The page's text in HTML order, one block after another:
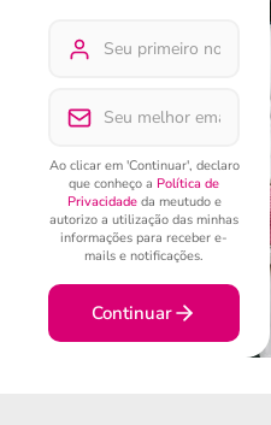
Ao clicar em 'Continuar', declaro
que conheço a Política de
Privacidadeda meutudo e
autorizo a utilização das minhas
informações para receber e-
mails e notificações.
Continuar